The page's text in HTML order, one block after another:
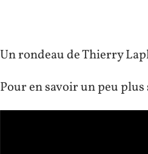
Un rondeau de Thierry
Pour en savoir un peu